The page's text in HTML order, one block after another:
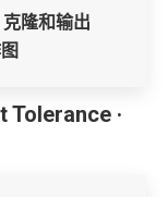
隆和输出
Tolerance ·